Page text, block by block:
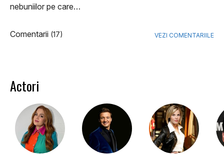
nebuniilor pe care…
Comentarii (17) VEZI COMENTARIILE
Actori